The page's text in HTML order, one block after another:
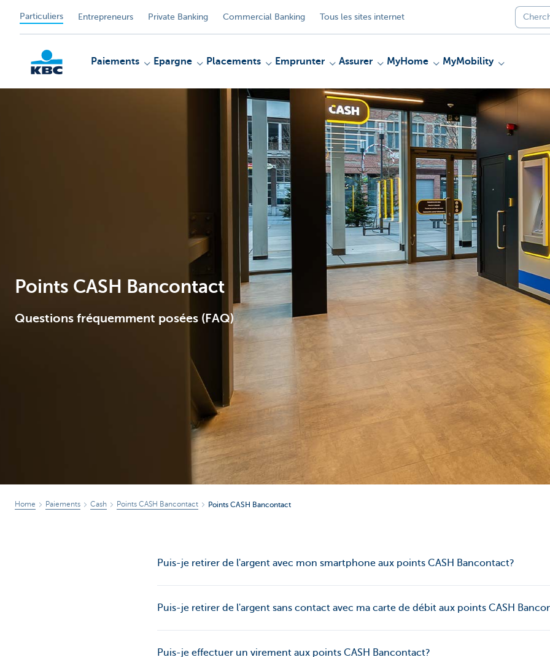
Particuliers Entrepreneurs Private Banking Commercial Banking Tous les sites internet
Paiements Epargne Placements Emprunter Assurer MyHome MyMobility
Points CASH Bancontact
Questions fréquemment posées (FAQ)
Home Paiements Cash Points CASH Bancontact Points CASH Bancontact
Puis-je retirer de l'argent avec mon smartphone aux points CASH Bancontact?
Puis-je retirer de l'argent sans contact avec ma carte de débit aux points CASH
Puis-je effectuer un virement aux points CASH Bancontact?